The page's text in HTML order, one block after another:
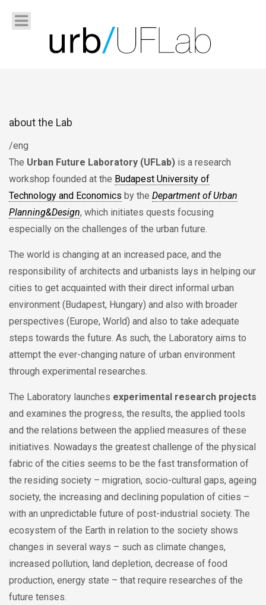
about the Lab
/eng
The Urban Future Laboratory (UFLab) is a research
workshop founded at the Budapest University of
Technology and Economics by the Department of Urban
Planning&Design, which initiates quests focusing
especially on the challenges of the urban future.
The world is changing at an increased pace, and the
responsibility of architects and urbanists lays in helping our
cities to get acquainted with their direct informal urban
environment (Budapest, Hungary) and also with broader
perspectives (Europe, World) and also to take adequate
steps towards the future. As such, the Laboratory aims to
attempt the ever-changing nature of urban environment
through experimental researches.
The Laboratory launches experimental research projects
and examines the progress, the results, the applied tools
and the relations between the applied measures of these
initiatives. Nowadays the greatest challenge of the physical
fabric of the cities seems to be the fast transformation of
the residing society – migration, socio-cultural gaps, ageing
society, the increasing and declining population of cities –
with an unpredictable future of post-industrial society. The
ecosystem of the Earth in relation to the society shows
changes in several ways – such as climate changes,
increased pollution, land depletion, decrease of food
production, energy state – that require researches of the
future tenses.